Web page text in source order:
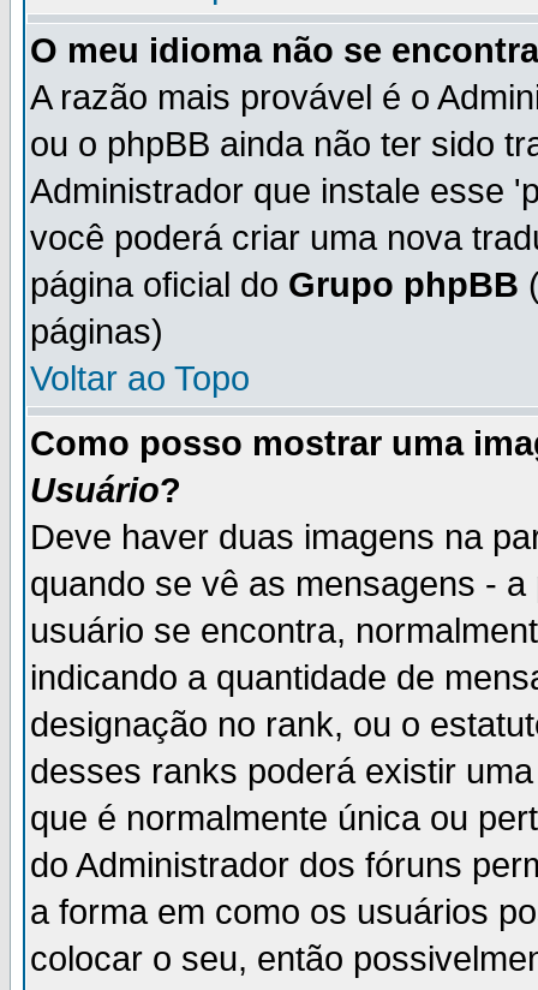
O meu idioma não se
A razão mais provável é o
ou o phpBB ainda não ter sido
Administrador que instale esse
você poderá criar uma nova
página oficial do Grupo phpBB
páginas)
Voltar ao Topo
Como posso mostrar uma
Usuário?
Deve haver duas imagens na
quando se vê as mensagens -
usuário se encontra,
indicando a quantidade de
designação no rank, ou o
desses ranks poderá existir
que é normalmente única ou
do Administrador dos fóruns
a forma em como os usuários
colocar o seu, então